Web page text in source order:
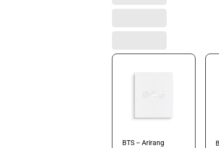
BTS – Arirang